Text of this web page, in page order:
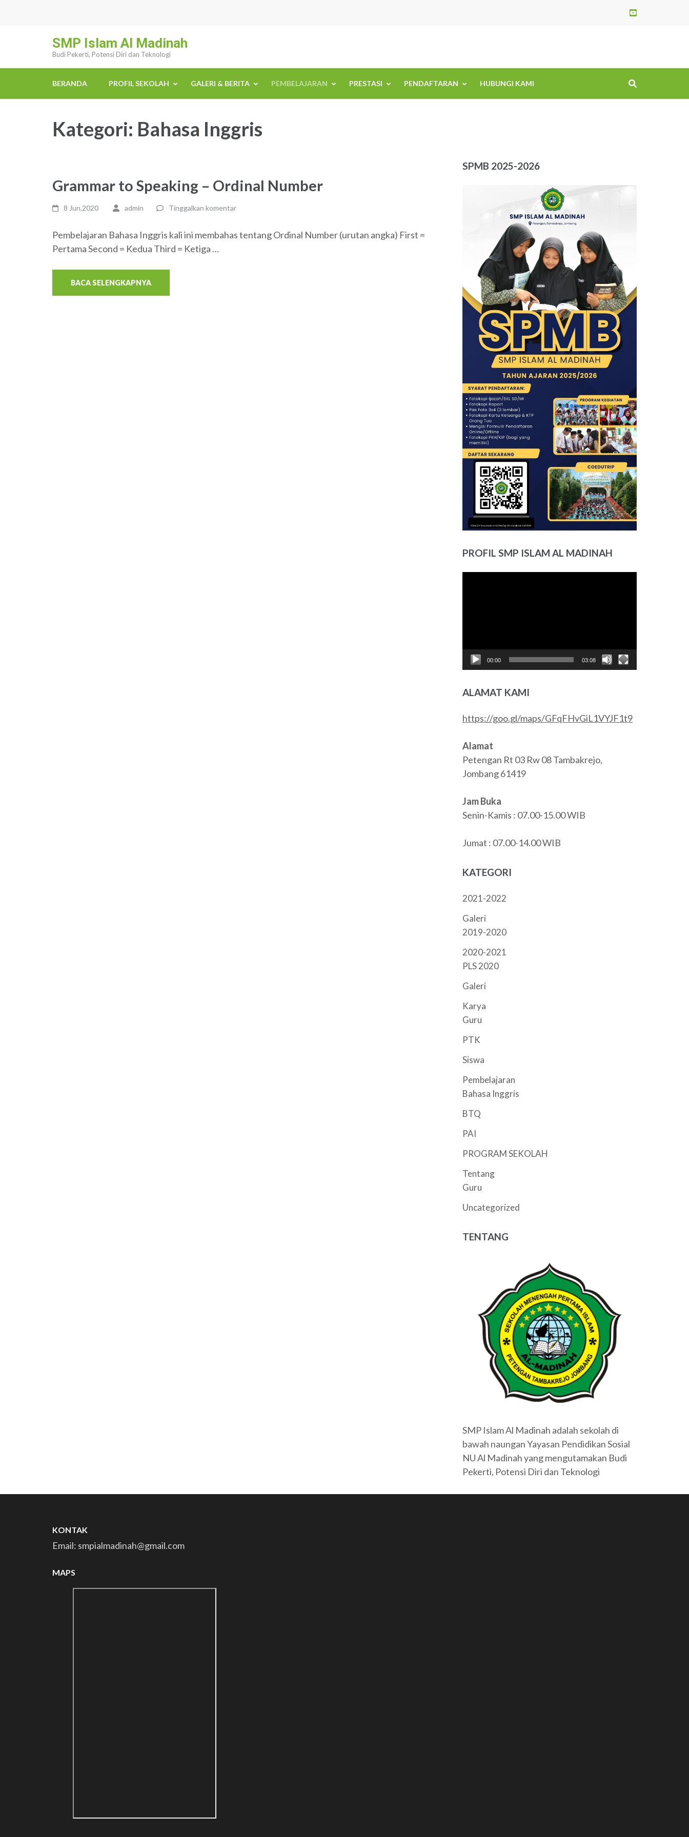
SMP Islam Al Madinah
Budi Pekerti, Potensi Diri dan Teknologi
BERANDA PROFIL SEKOLAH GALERI & BERITA PEMBELAJARAN PRESTASI PENDAFTARAN HUBUNGI KAMI
Kategori: Bahasa Inggris
Grammar to Speaking – Ordinal Number
8 Jun,2020 admin Tinggalkan komentar
Pembelajaran Bahasa Inggris kali ini membahas tentang Ordinal Number (urutan angka) First =
Pertama Second = Kedua Third = Ketiga …
BACA SELENGKAPNYA
SPMB 2025-2026
PROFIL SMP ISLAM AL MADINAH
00:00 03:08
ALAMAT KAMI
https://goo.gl/maps/GFqFHvGiL1VYJF1t9
Alamat
Petengan Rt 03 Rw 08 Tambakrejo,
Jombang 61419
Jam Buka
Senin-Kamis : 07.00-15.00 WIB
Jumat : 07.00-14.00 WIB
KATEGORI
2021-2022
Galeri
2019-2020
2020-2021
PLS 2020
Galeri
Karya
Guru
PTK
Siswa
Pembelajaran
Bahasa Inggris
BTQ
PAI
PROGRAM SEKOLAH
Tentang
Guru
Uncategorized
TENTANG
SMP Islam Al Madinah adalah sekolah di
bawah naungan Yayasan Pendidikan Sosial
NU Al Madinah yang mengutamakan Budi
Pekerti, Potensi Diri dan Teknologi
KONTAK
Email: smpialmadinah@gmail.com
MAPS